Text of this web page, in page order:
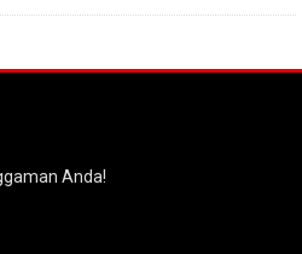
Anda!